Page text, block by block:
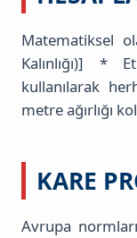
Matematiksel
Kalınlığı)] *
kullanılarak
metre ağırlığı
KARE
Avrupa